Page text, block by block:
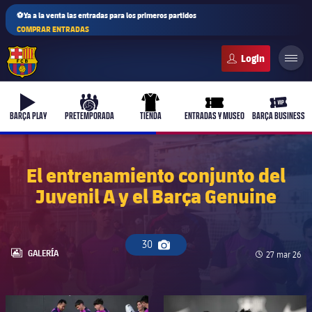
⚽Ya a la venta las entradas para los primeros partidos
COMPRAR ENTRADAS
b-play
BARÇA PLAY
culers-ball
PRETEMPORADA
uniform
TIENDA
ticket-full
ENTRADAS Y MUSEO
ticket-
BARÇA BUSINESS
El entrenamiento conjunto del
Juvenil A y el Barça Genuine
30
Icono de cámara
LABEL.ARIA.GALLERY
GALERÍA Fecha de
27 mar 26
FC Barcelona club badge FC Barcelona club badge